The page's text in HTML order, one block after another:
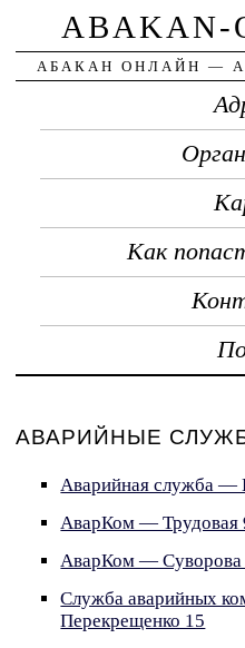
ABAKAN-
АБАКАН ОНЛАЙН —
Как
АВАРИЙНЫЕ
Аварийная служба —
АварКом — Трудовая
АварКом — Суворова
Служба аварийных
Перекрещенко 15